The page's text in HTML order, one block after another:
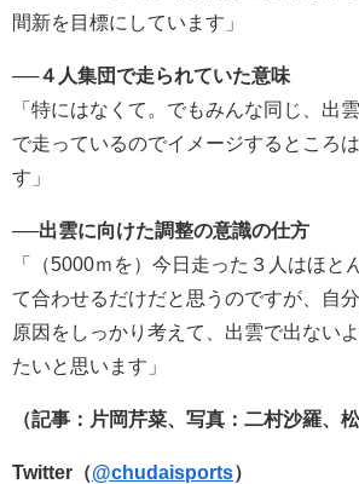
間新を目標にしています」
──４人集団で走られていた意味
「特にはなくて。でもみんな同じ、出
で走っているのでイメージするところ
す」
──出雲に向けた調整の意識の仕方
「（5000ｍを）今日走った３人はほと
て合わせるだけだと思うのですが、自
原因をしっかり考えて、出雲で出ない
たいと思います」
（記事：片岡芹菜、写真：二村沙羅、
Twitter（@chudaisports）